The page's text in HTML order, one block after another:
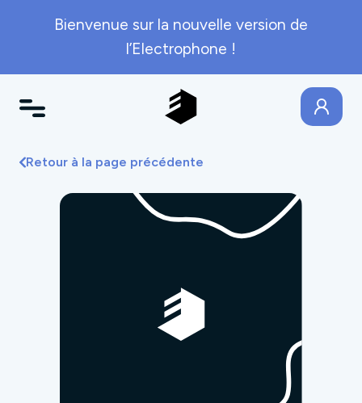
Bienvenue sur la nouvelle version de
l’Electrophone !
Retour à la page précédente